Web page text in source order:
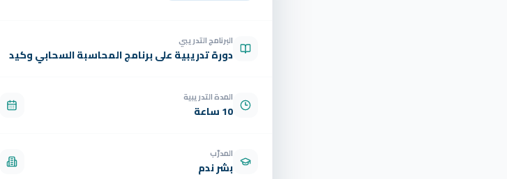
البرنامج التدريبي
دورة تدريبية على برنامج المحاسبة السحابي وكيد
المدة التدريبية
10 ساعة
المدرّب
بشر ندم